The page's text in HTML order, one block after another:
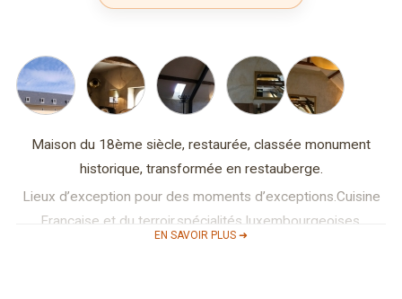
EN SAVOIR PLUS ➜
Maison du 18ème siècle, restaurée, classée monument
historique, transformée en restauberge.
Lieux d’exception pour des moments d’exceptions.Cuisine
Française et du terroir,spécialités luxembourgeoises.